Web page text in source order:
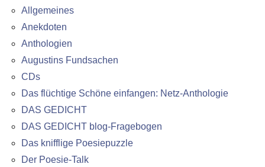
Allgemeines
Anekdoten
Anthologien
Augustins Fundsachen
CDs
Das flüchtige Schöne einfangen: Netz-Anthologie
DAS GEDICHT
DAS GEDICHT blog-Fragebogen
Das knifflige Poesiepuzzle
Der Poesie-Talk